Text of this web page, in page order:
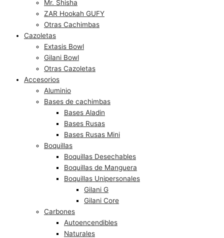
Mr. Shisha
ZAR Hookah GUFY
Otras Cachimbas
Cazoletas
Extasis Bowl
Gilani Bowl
Otras Cazoletas
Accesorios
Aluminio
Bases de cachimbas
Bases Aladin
Bases Rusas
Bases Rusas Mini
Boquillas
Boquillas Desechables
Boquillas de Manguera
Boquillas Unipersonales
Gilani G
Gilani Core
Carbones
Autoencendibles
Naturales